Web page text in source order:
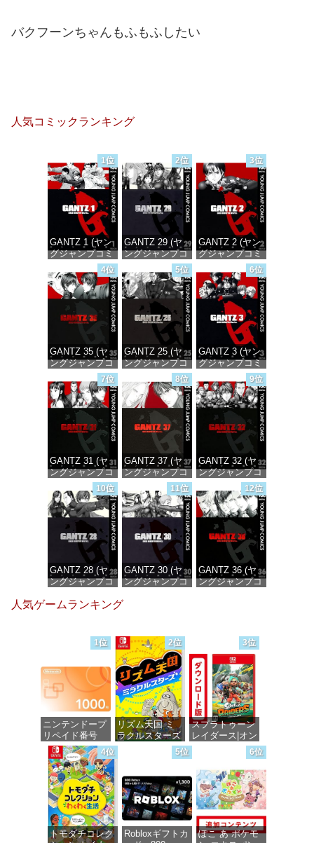
バクフーンちゃんもふもふしたい
人気コミックランキング
1位
GANTZ 1 (ヤン
グジャンプコミ
ックスDIGITAL)
価格：¥617
2位
GANTZ 29 (ヤ
ングジャンプコ
DIGITAL)
価格：¥647
3位
GANTZ 2 (ヤン
グジャンプコミ
ックスDIGITAL)
価格：¥617
4位
GANTZ 35 (ヤ
ングジャンプコ
DIGITAL)
価格：¥647
5位
GANTZ 25 (ヤ
ングジャンプコ
DIGITAL)
価格：¥647
6位
GANTZ 3 (ヤン
グジャンプコミ
ックスDIGITAL)
価格：¥617
7位
GANTZ 31 (ヤ
ングジャンプコ
DIGITAL)
価格：¥647
8位
GANTZ 37 (ヤ
ングジャンプコ
DIGITAL)
価格：¥647
9位
GANTZ 32 (ヤ
ングジャンプコ
DIGITAL)
価格：¥647
10位
GANTZ 28 (ヤ
ングジャンプコ
DIGITAL)
11位
GANTZ 30 (ヤ
ングジャンプコ
12位
GANTZ 36 (ヤ
ングジャンプコ
人気ゲームランキング
1位
ニンテンドープ
リペイド番号
1000円|オンラ
インコード版
価格：¥1,000
2位
リズム天国 ミ
ラクルスターズ
-Switch
3位
スプラトゥーン
レイダース|オン
ラインコード版
価格：¥5,832
4位
トモダチコレク
5位
Robloxギフトカ
6位
ぽこ あ ポケモ